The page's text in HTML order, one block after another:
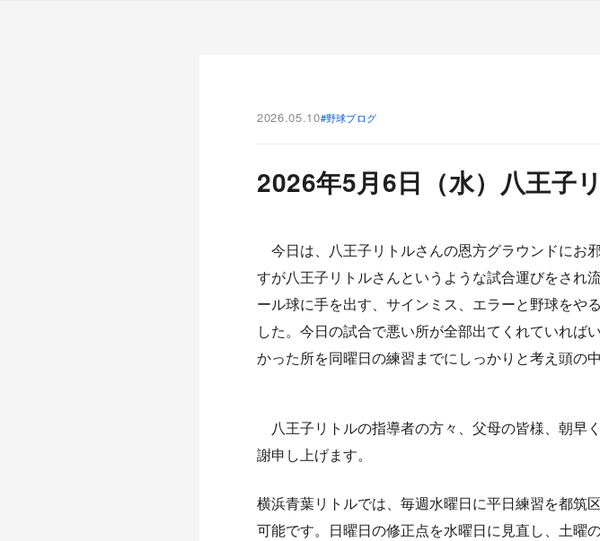
2026.05.10#野球ブログ
2026年5月6日（水）八王子
今日は、八王子リトルさんの恩方グラウンドにお
すが八王子リトルさんというような試合運びをされ
ール球に手を出す、サインミス、エラーと野球をや
した。今日の試合で悪い所が全部出てくれていれば
かった所を同曜日の練習までにしっかりと考え頭の
八王子リトルの指導者の方々、父母の皆様、朝早
謝申し上げます。
横浜青葉リトルでは、毎週水曜日に平日練習を都筑
可能です。日曜日の修正点を水曜日に見直し、土曜